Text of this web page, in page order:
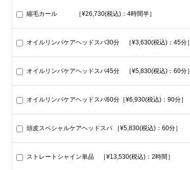
縮毛カール ［¥26,730(税込)：4時間半］
オイルリンパケアヘッドスパ30分 ［¥3,630(税込)：45分］
オイルリンパケアヘッドスパ45分 ［¥5,830(税込)：60分］
オイルリンパケアヘッドスパ60分［¥6,930(税込)：90分］
頭皮スペシャルケアヘッドスパ ［¥5,830(税込)：60分］
ストレートシャイン単品 ［¥13,530(税込)：2時間］